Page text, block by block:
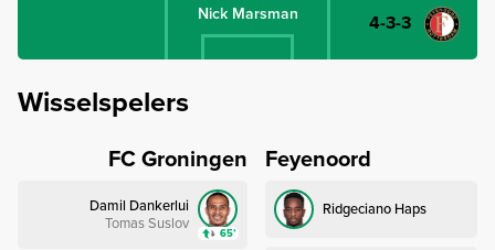
Nick Marsman 4-3-3
Wisselspelers
FC Groningen
Damil Dankerlui
Tomas Suslov
65’
Feyenoord
Ridgeciano Haps